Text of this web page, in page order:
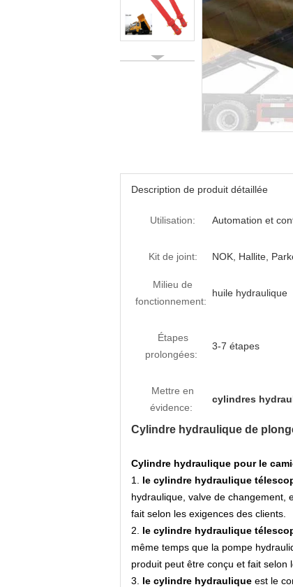
Description de produit détaillée
Utilisation: Automation et
Kit de joint: NOK, Hallite,
Milieu de
fonctionnement:
huile hydraulique
Étapes
prolongées:
3-7 étapes
Mettre en
évidence:
cylindres
Cylindre hydraulique de
Cylindre hydraulique pour le
1. le cylindre hydraulique
hydraulique, valve de changement,
fait selon les exigences des clients.
2. le cylindre hydraulique
même temps que la pompe
produit peut être conçu et fait selon
3. le cylindre hydraulique est le